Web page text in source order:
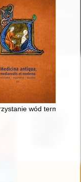
- patriota, strażnik
wód